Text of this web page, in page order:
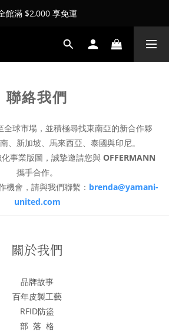
館滿 $2,000 享免運
聯絡我們
全球市場，並積極尋找東南亞的新合作夥
、新加坡、馬來西亞、泰國與印尼。
事業版圖，誠摯邀請您與 OFFERMANN
攜手合作。
機會，請與我們聯繫： brenda@yamani-
united.com
關於我們
品牌故事
百年皮製工藝
RFID防盜
部 落 格